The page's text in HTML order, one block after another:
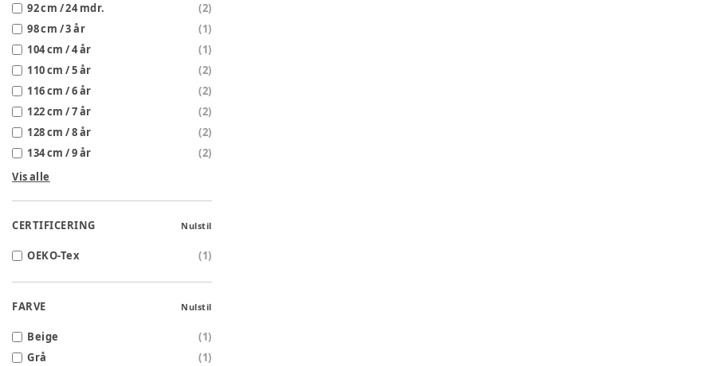
92 cm / 24 mdr.
(2)
98 cm / 3 år
(1)
104 cm / 4 år
(1)
110 cm / 5 år
(2)
116 cm / 6 år
(2)
122 cm / 7 år
(2)
128 cm / 8 år
(2)
134 cm / 9 år
(2)
Vis alle
CERTIFICERING Nulstil
OEKO-Tex (1)
FARVE Nulstil
Beige (1)
Grå
(1)